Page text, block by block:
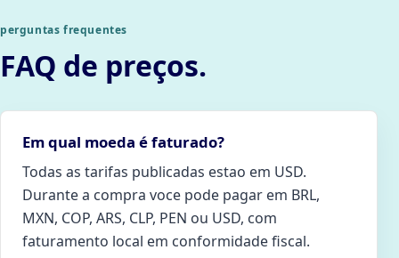
perguntas frequentes
FAQ de preços.
Em qual moeda é faturado?
Todas as tarifas publicadas estao em USD.
Durante a compra voce pode pagar em BRL,
MXN, COP, ARS, CLP, PEN ou USD, com
faturamento local em conformidade fiscal.